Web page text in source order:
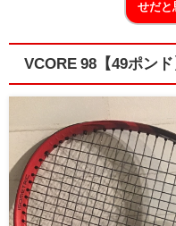
せだと
VCORE 98【49ポンド